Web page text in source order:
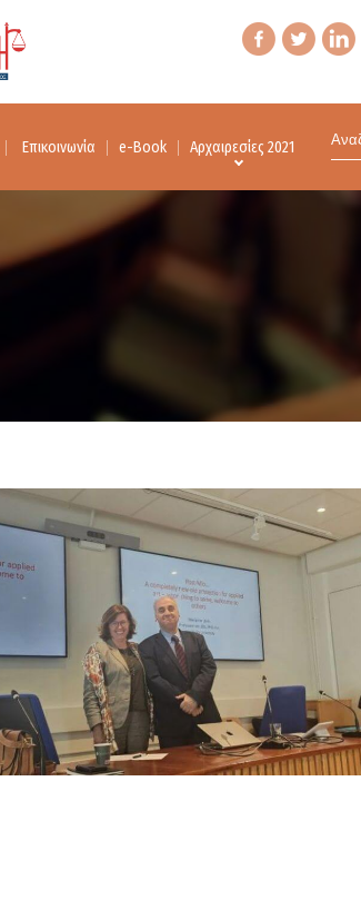
Επικοινωνία e-Book Αρχαιρεσίες 2021